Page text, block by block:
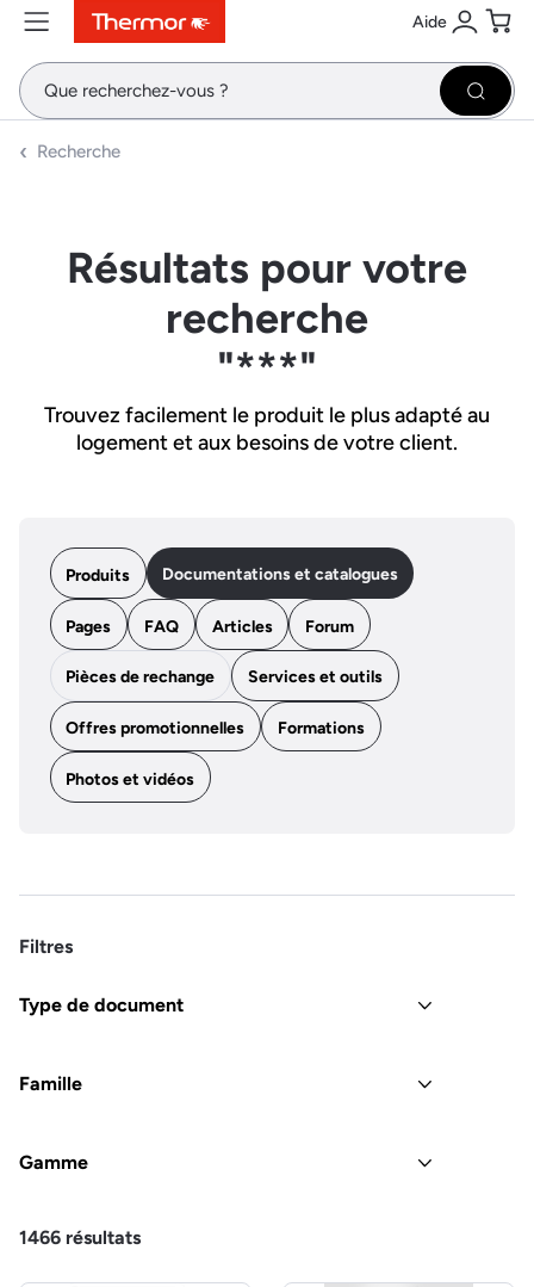
ContenuMenuRecherche Aide
Se
Recherche
Résultats pour votre
recherche
"***"
Trouvez facilement le produit le plus adapté au
logement et aux besoins de votre client.
Produits Documentations et catalogues
Pages FAQ Articles Forum
Pièces de rechange Services et outils
Offres promotionnelles Formations
Photos et vidéos
Filtres
Type de document
Famille
Gamme
1466 résultats